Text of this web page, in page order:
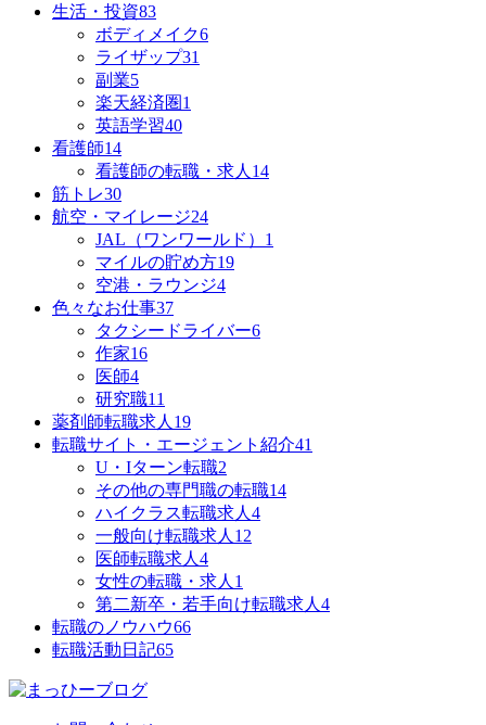
生活・投資83
ボディメイク6
ライザップ31
副業5
楽天経済圏 1
英語学習40
看護師14
看護師の転職・求人 14
筋トレ30
航空・マイレージ24
JAL（ワンワールド） 1
マイルの貯め方19
空港・ラウンジ4
色々なお仕事37
タクシードライバー6
作家16
医師4
研究職11
薬剤師転職求人 19
転職サイト・エージェント紹介41
U・Iターン転職2
その他の専門職の転職14
ハイクラス転職求人 4
一般向け転職求人 12
医師転職求人 4
女性の転職・求人 1
第二新卒・若手向け転職求人 4
転職のノウハウ66
転職活動日記65